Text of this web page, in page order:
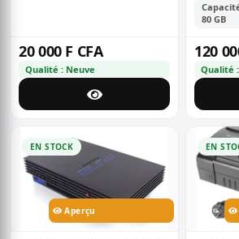
20 000 F CFA
Qualité : Neuve
80 GB
120
Qualité
EN STOCK
Aperçu
EN